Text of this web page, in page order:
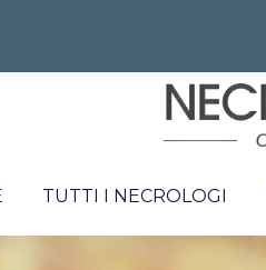
TUTTI I NECROLOGI